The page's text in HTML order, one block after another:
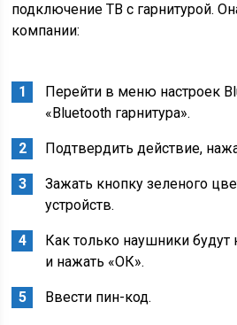
подключение ТВ с гарнитурой.
компании:
Перейти в меню настроек
«Bluetooth гарнитура».
Подтвердить действие,
Зажать кнопку зеленого
устройств.
Как только наушники
и нажать «ОК».
Ввести пин-код.